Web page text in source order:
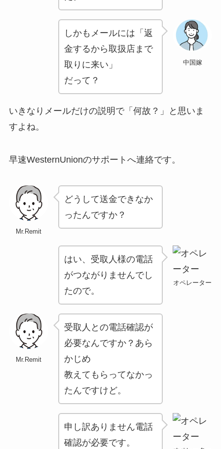
中国嫁
しかもメールには「返
金するから取扱店まで
取りに来い」
だって？
いきなりメールだけの説明で「何故？」と思いま
すよね。
早速WesternUnionのサポートへ連絡です。
Mr.Remit
どうして送金できなか
ったんですか？
オペレーター
はい、受取人様の電話
がつながりませんでし
たので。
Mr.Remit
受取人との電話確認が
必要なんですか？あら
かじめ
教えてもらってなかっ
たんですけど。
申し訳ありません電話
確認が必要です。